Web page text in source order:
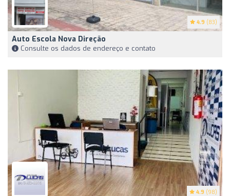
4.9 (83)
Auto Escola Nova Direção
Consulte os dados de endereço e contato
4.9 (98)